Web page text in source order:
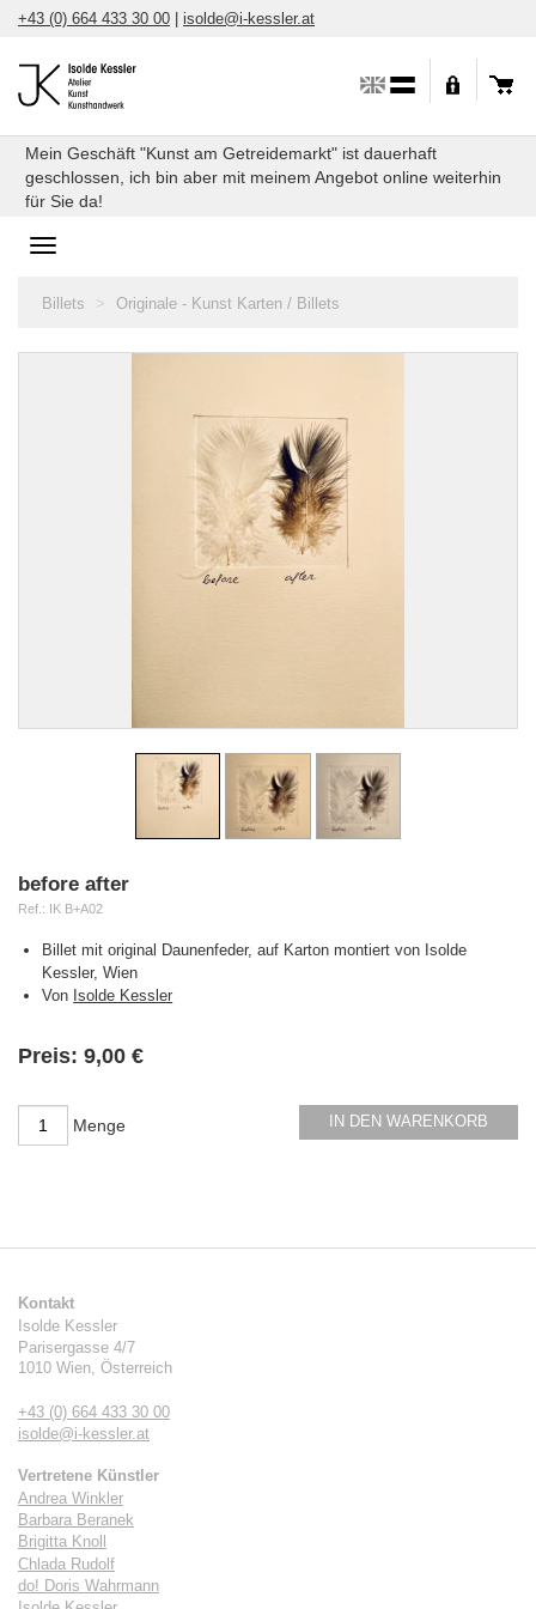
Direkt
+43 (0) 664 433 30 00 | isolde@i-kessler.at
Mein Geschäft "Kunst am Getreidemarkt" ist dauerhaft
geschlossen, ich bin aber mit meinem Angebot online weiterhin
für Sie da!
Toggle
Sie
Billets Originale - Kunst Karten / Billets
before after
Ref.: IK B+A02
Billet mit original Daunenfeder, auf Karton montiert von Isolde
Kessler, Wien
Von Isolde Kessler
Verfügbarkeit:
Preis: 9,00 €
Menge IN DEN WARENKORB
Kontakt
Isolde Kessler
Parisergasse 4/7
1010 Wien, Österreich
+43 (0) 664 433 30 00
isolde@i-kessler.at
Vertretene Künstler
Andrea Winkler
Barbara Beranek
Brigitta Knoll
Chlada Rudolf
do! Doris Wahrmann